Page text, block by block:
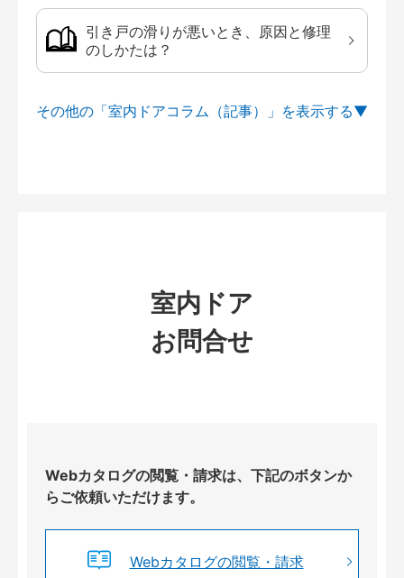
引き戸の滑りが悪いとき、原因と修理
のしかたは？
その他の「室内ドアコラム（記事）」を
室内ドア
お問合せ
Webカタログの閲覧・請求は、下記のボタンか
らご依頼いただけます。
Webカタログの閲覧・請求